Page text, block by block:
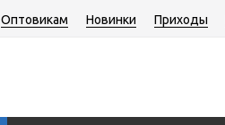
Оптовикам Новинки Приходы